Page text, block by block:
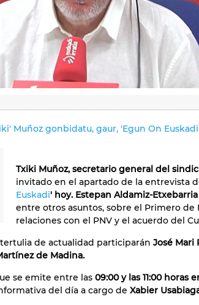
Muñoz gonbidatu, gaur, 'Egun On
Txiki Muñoz, secretario general del
invitado en el apartado de la entrevista
Euskadi' hoy. Estepan Aldamiz-Etxebarria
entre otros asuntos, sobre el Primero de
relaciones con el PNV y el acuerdo del
de actualidad participarán José Mari
de Madina.
se emite entre las 09:00 y las 11:00 horas
del día a cargo de Xabier